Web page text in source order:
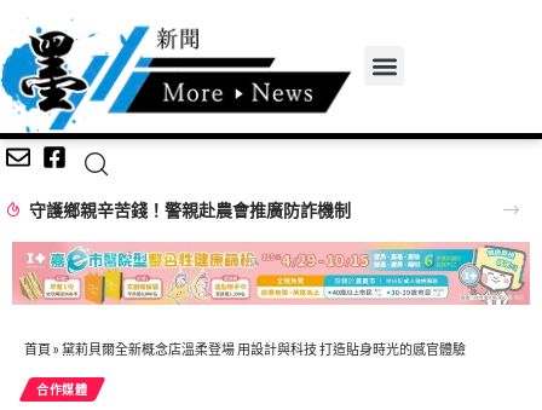
守護鄉親辛苦錢！警親赴農會推廣防詐機制
首頁 » 黛莉貝爾全新概念店溫柔登場 用設計與科技 打造貼身時光的感官體驗
合作媒體